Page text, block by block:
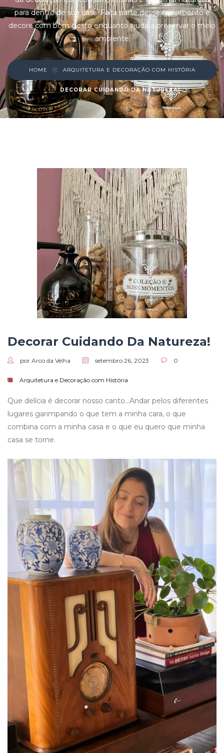
para dentro de sua casa. Faça parte desse movimento e
decore com bom gosto enquanto ajuda a preservar o meio
ambiente
HOME ARQUITETURA E DECORAÇÃO COM HISTÓRIA
DECORAR CUIDANDO DA NATUREZA!
Decorar Cuidando Da Natureza!
por Arco da Velha setembro 26, 2023 0
Arquitetura e Decoração com História
Que delícia é decorar nosso canto…Andar pelos diferentes
lugares garimpando o que tem a minha cara, o que
combina com a minha casa e o que eu quero que minha
casa se torne.